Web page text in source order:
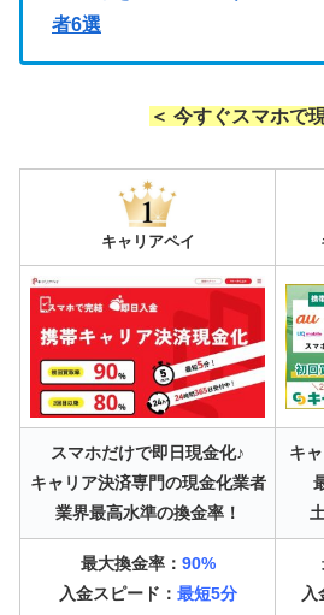
者6選
＜ 今すぐスマホで
キャリアペイ
スマホだけで即日現金化♪
キャリア決済専門の現金化業者
業界最高水準の換金率！
キ
最大換金率： 90%
入金スピード： 最短5分
入